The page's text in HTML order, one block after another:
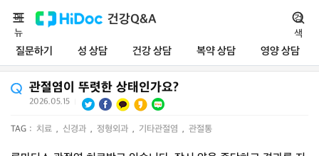
건강Q&A
질문하기 성 상담 건강 상담 복약 상담 영양 상담
메
뉴
검
색
관절염이 뚜렷한 상태인가요?
2026.05.15
TAG : 치료 , 신경과 , 정형외과 , 기타관절염 , 관절통